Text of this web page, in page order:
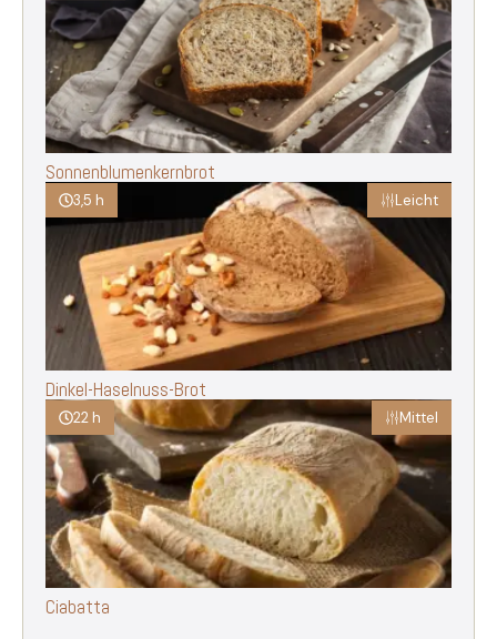
Sonnenblumenkernbrot
3,5 h Leicht
Dinkel-Haselnuss-Brot
22 h Mittel
Ciabatta